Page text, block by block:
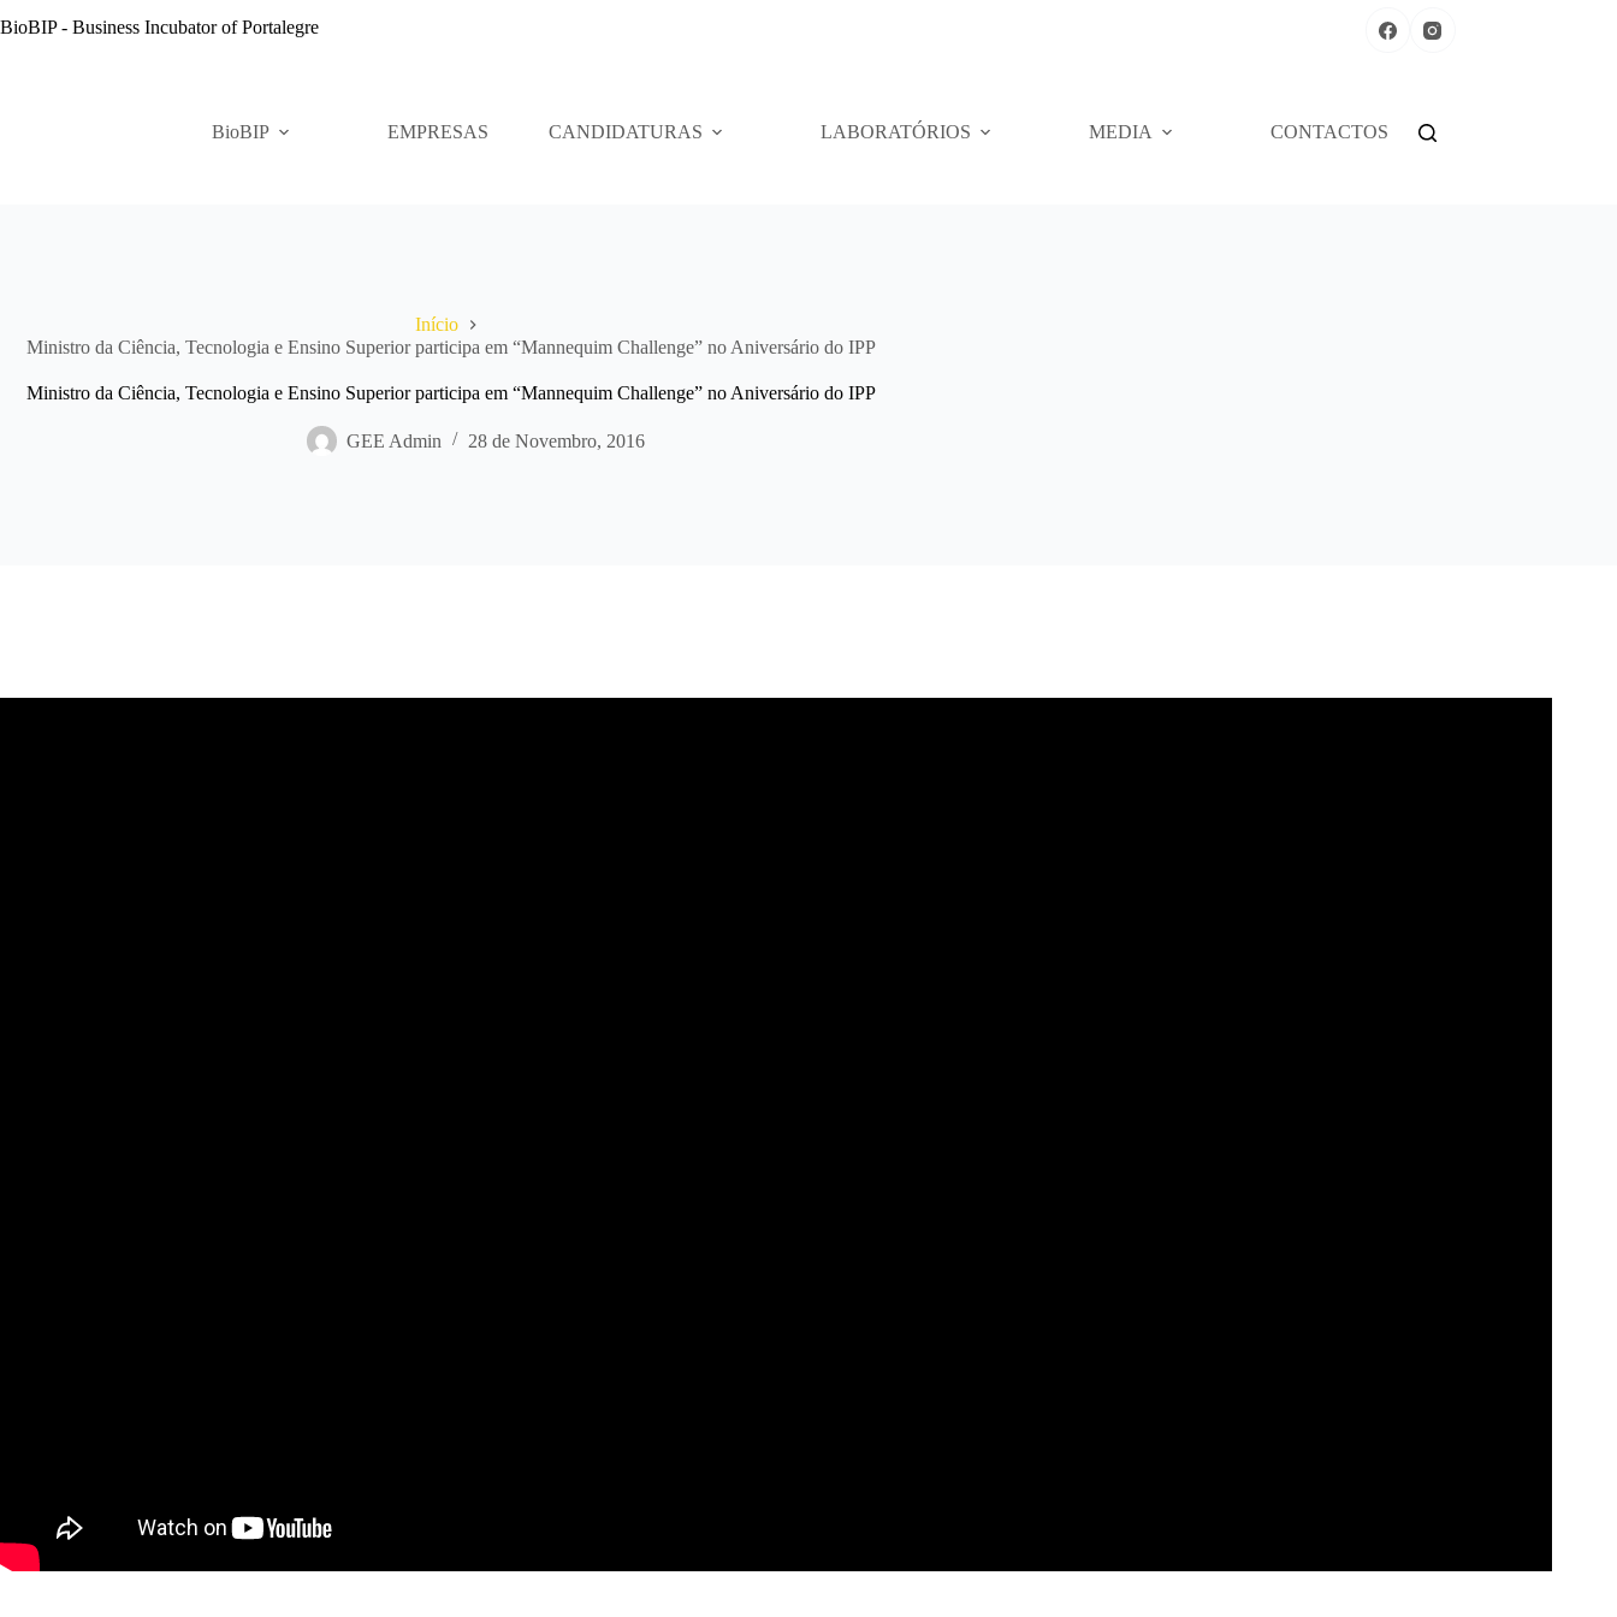
para
BioBIP - Business Incubator of Portalegre
BioBIP EMPRESAS CANDIDATURAS LABORATÓRIOS MEDIA CONTACTOS
Início
Ministro da Ciência, Tecnologia e Ensino Superior participa em “Mannequim Challenge” no Aniversário do IPP
Ministro da Ciência, Tecnologia e Ensino Superior participa em “Mannequim Challenge” no Aniversário do IPP
GEE Admin 28 de Novembro, 2016